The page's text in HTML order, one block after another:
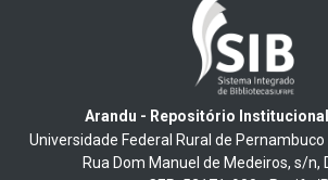
Arandu - Repositório Institucional
Universidade Federal Rural de
Rua Dom Manuel de Medeiros, s/n,